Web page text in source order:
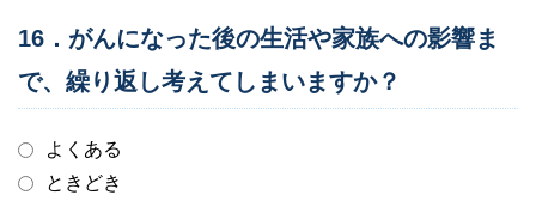
16．がんになった後の生活や家族への影響ま
で、繰り返し考えてしまいますか？
よくある
ときどき